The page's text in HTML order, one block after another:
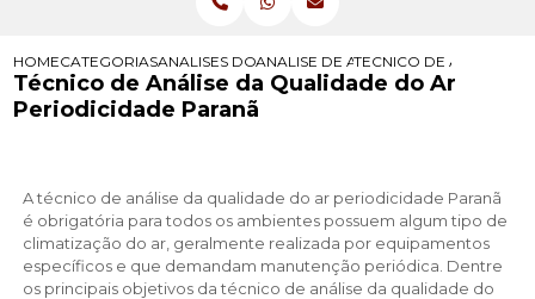
HOMECATEGORIASANALISES DO ARANALISE DE ARTECNICO DE ANALISE
Técnico de Análise da Qualidade do Ar
Periodicidade Paranã
A técnico de análise da qualidade do ar periodicidade Paranã
é obrigatória para todos os ambientes possuem algum tipo de
climatização do ar, geralmente realizada por equipamentos
específicos e que demandam manutenção periódica. Dentre
os principais objetivos da técnico de análise da qualidade do